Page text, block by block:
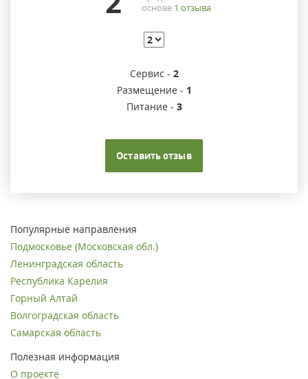
основе 1 отзыва
Сервис - 2
Размещение - 1
Питание - 3
Оставить отзыв
Популярные направления
Подмосковье (Московская обл.)
Ленинградская область
Республика Карелия
Горный Алтай
Волгоградская область
Самарская область
Полезная информация
О проекте